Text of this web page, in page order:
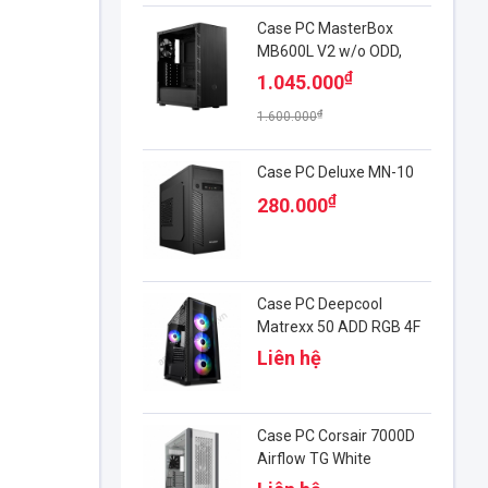
Case PC MasterBox
MB600L V2 w/o ODD,
Steel panel
1.045.000₫
1.600.000₫
Case PC Deluxe MN-10
280.000₫
Case PC Deepcool
Matrexx 50 ADD RGB 4F
Liên hệ
Case PC Corsair 7000D
Airflow TG White